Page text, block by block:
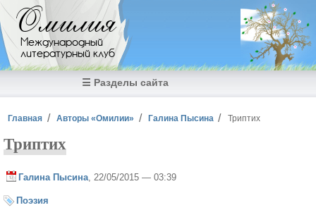
Перейти к основному содержанию
Омилия
Международный
литературный клуб
☰ Разделы сайта
Вы здесь
Главная Авторы «Омилии» Галина Пысина Триптих
Триптих
Галина Пысина , 22/05/2015 — 03:39
Поэзия